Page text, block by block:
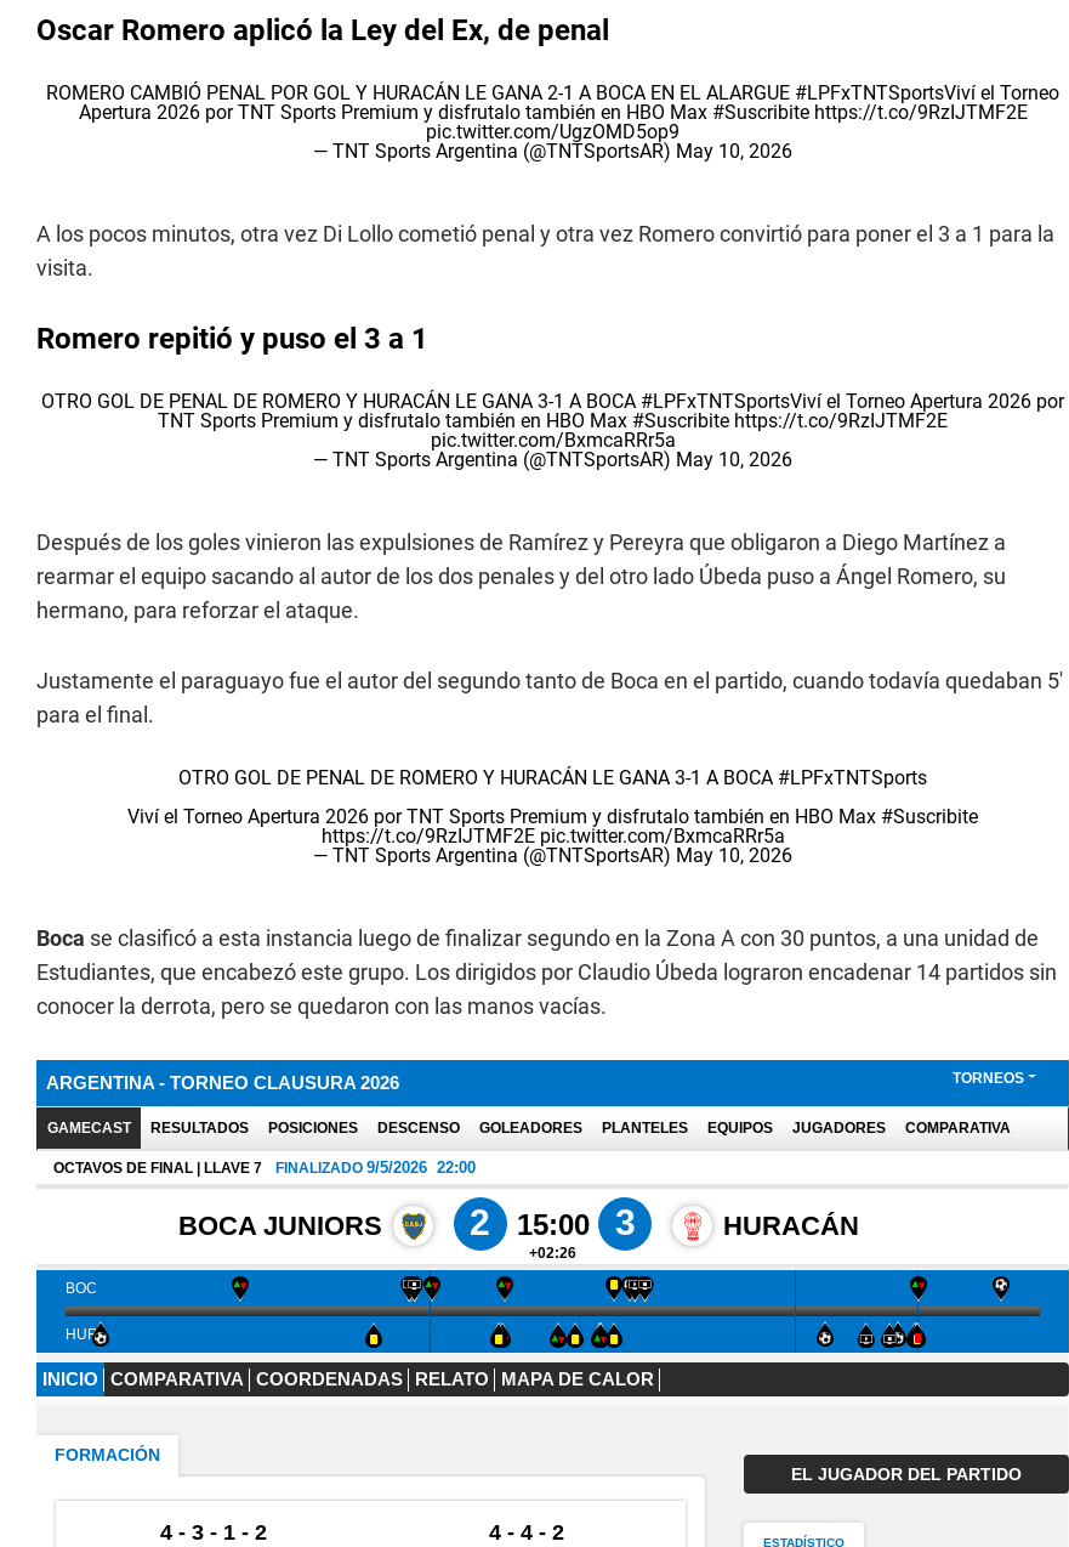
Oscar Romero aplicó la Ley del Ex, de penal
ROMERO CAMBIÓ PENAL POR GOL Y HURACÁN LE GANA 2-1 A BOCA EN EL ALARGUE #LPFxTNTSportsViví el Torneo
Apertura 2026 por TNT Sports Premium y disfrutalo también en HBO Max #Suscribite https://t.co/9RzIJTMF2E
pic.twitter.com/UgzOMD5op9
— TNT Sports Argentina (@TNTSportsAR) May 10, 2026
A los pocos minutos, otra vez Di Lollo cometió penal y otra vez Romero convirtió para poner el 3 a 1 para la
visita.
Romero repitió y puso el 3 a 1
OTRO GOL DE PENAL DE ROMERO Y HURACÁN LE GANA 3-1 A BOCA #LPFxTNTSportsViví el Torneo Apertura 2026 por
TNT Sports Premium y disfrutalo también en HBO Max #Suscribite https://t.co/9RzIJTMF2E
pic.twitter.com/BxmcaRRr5a
— TNT Sports Argentina (@TNTSportsAR) May 10, 2026
Después de los goles vinieron las expulsiones de Ramírez y Pereyra que obligaron a Diego Martínez a
rearmar el equipo sacando al autor de los dos penales y del otro lado Úbeda puso a Ángel Romero, su
hermano, para reforzar el ataque.
Justamente el paraguayo fue el autor del segundo tanto de Boca en el partido, cuando todavía quedaban 5'
para el final.
OTRO GOL DE PENAL DE ROMERO Y HURACÁN LE GANA 3-1 A BOCA #LPFxTNTSports
Viví el Torneo Apertura 2026 por TNT Sports Premium y disfrutalo también en HBO Max #Suscribite
https://t.co/9RzIJTMF2E pic.twitter.com/BxmcaRRr5a
— TNT Sports Argentina (@TNTSportsAR) May 10, 2026
Boca se clasificó a esta instancia luego de finalizar segundo en la Zona A con 30 puntos, a una unidad de
Estudiantes, que encabezó este grupo. Los dirigidos por Claudio Úbeda lograron encadenar 14 partidos sin
conocer la derrota, pero se quedaron con las manos vacías.